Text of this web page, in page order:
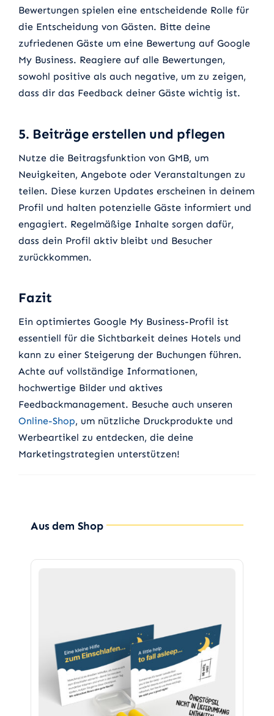
Bewertungen spielen eine entscheidende Rolle für
die Entscheidung von Gästen. Bitte deine
zufriedenen Gäste um eine Bewertung auf Google
My Business. Reagiere auf alle Bewertungen,
sowohl positive als auch negative, um zu zeigen,
dass dir das Feedback deiner Gäste wichtig ist.
5. Beiträge erstellen und pflegen
Nutze die Beitragsfunktion von GMB, um
Neuigkeiten, Angebote oder Veranstaltungen zu
teilen. Diese kurzen Updates erscheinen in deinem
Profil und halten potenzielle Gäste informiert und
engagiert. Regelmäßige Inhalte sorgen dafür,
dass dein Profil aktiv bleibt und Besucher
zurückkommen.
Fazit
Ein optimiertes Google My Business-Profil ist
essentiell für die Sichtbarkeit deines Hotels und
kann zu einer Steigerung der Buchungen führen.
Achte auf vollständige Informationen,
hochwertige Bilder und aktives
Feedbackmanagement. Besuche auch unseren
Online-Shop, um nützliche Druckprodukte und
Werbeartikel zu entdecken, die deine
Marketingstrategien unterstützen!
Aus dem Shop